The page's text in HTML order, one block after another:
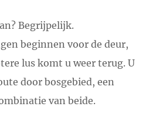
Begrijpelijk.
beginnen voor de deur,
lus komt u weer terug. U
door bosgebied, een
van beide.